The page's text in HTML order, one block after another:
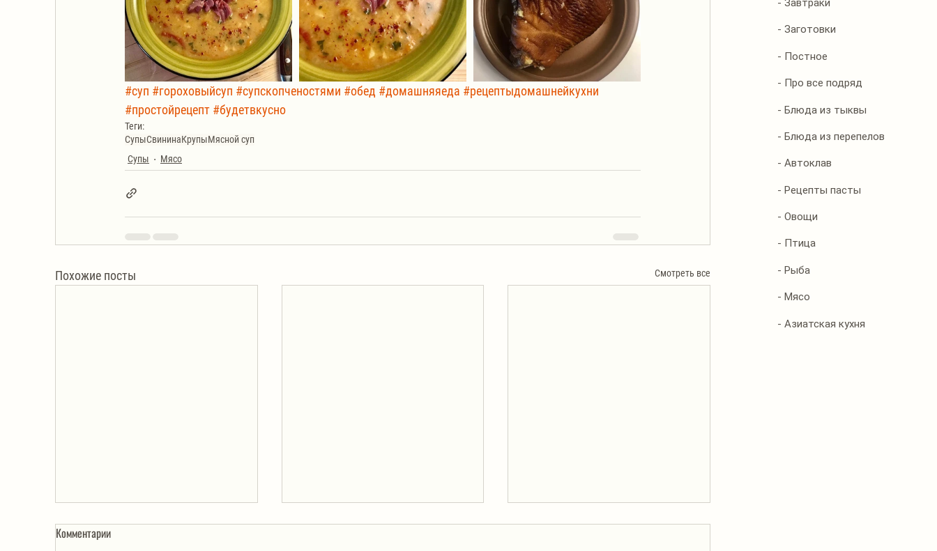
#суп #гороховыйсуп #супскопченостями #обед #домашняяеда #рецептыдомашнейкухни
#простойрецепт #будетвкусно
Теги:
СупыСвининаКрупыМясной суп
Супы
Мясо
Похожие посты Смотреть все
Комментарии
- Завтраки
- Заготовки
- Постное
- Про все подряд
- Блюда из тыквы
- Блюда из перепелов
- Автоклав
- Рецепты пасты
- Овощи
- Птица
- Рыба
- Мясо
- Азиатская кухня